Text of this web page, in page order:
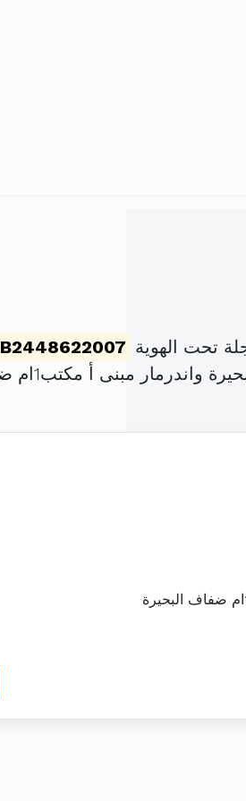
تحت الهوية B2448622007
مبنى أ مكتب1ام ضفاف البحيرة (